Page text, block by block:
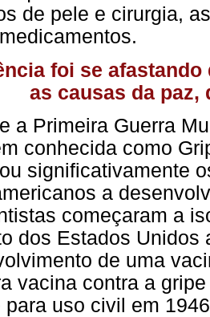
de pele e cirurgia,
foi se
as causas da paz,
a Primeira Guerra
conhecida como
significativamente
a
começaram a
dos Estados Unidos
de uma
vacina contra a
para uso civil em